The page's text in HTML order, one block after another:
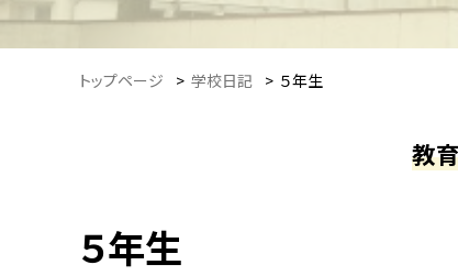
トップページ > 学校日記 > ５年生
教
５年生